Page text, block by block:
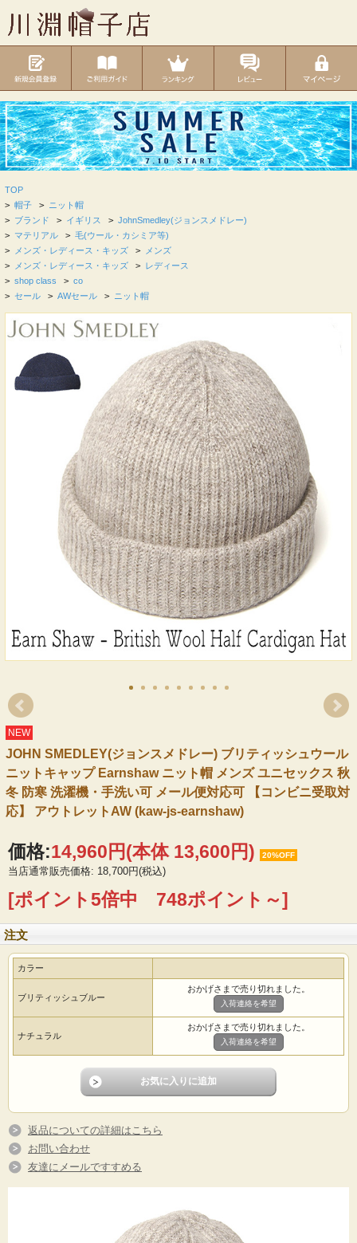
TOP
> 帽子 > ニット帽
> ブランド > イギリス > JohnSmedley(ジョンスメドレー)
> マテリアル > 毛(ウール・カシミア等)
> メンズ・レディース・キッズ > メンズ
> メンズ・レディース・キッズ > レディース
> shop class > co
> セール > AWセール > ニット帽
NEW
JOHN SMEDLEY(ジョンスメドレー) ブリティッシュウール
ニットキャップ Earnshaw ニット帽 メンズ ユニセックス 秋
冬 防寒 洗濯機・手洗い可 メール便対応可 【コンビニ受取対
応】 アウトレットAW (kaw-js-earnshaw)
価格:14,960円(本体 13,600円) 20%OFF
当店通常販売価格: 18,700円(税込)
[ポイント5倍中 748ポイント～]
注文
カラー
ブリティッシュブルー
おかげさまで売り切れました。
入荷連絡を希望
ナチュラル
おかげさまで売り切れました。
入荷連絡を希望
返品についての詳細はこちら
お問い合わせ
友達にメールですすめる